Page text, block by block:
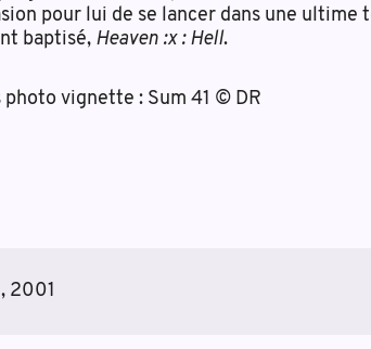
pour lui de se lancer dans une
baptisé, Heaven :x : Hell.
vignette : Sum 41 © DR
2001